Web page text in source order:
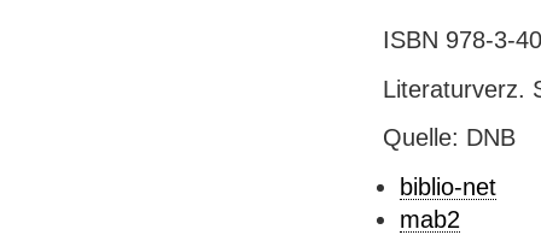
ISBN 978-3-
Literaturverz.
Quelle: DNB
biblio-net
mab2